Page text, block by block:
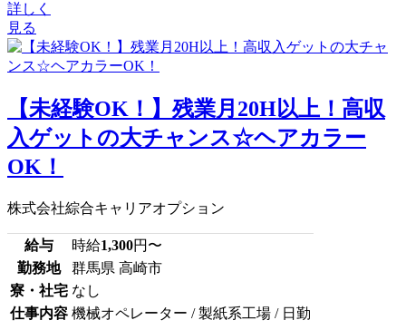
詳しく
見る
【未経験OK！】残業月20H以上！高収
入ゲットの大チャンス☆ヘアカラー
OK！
株式会社綜合キャリアオプション
給与 時給1,300円〜
勤務地
群馬県 高崎市
寮・社宅 なし
仕事内容 機械オペレーター / 製紙系工場 / 日勤